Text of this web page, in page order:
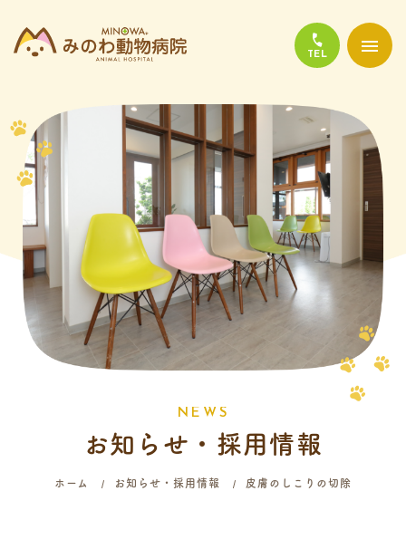
当院について
診療について
かかりやすい代表的な病気
よくある質問
058-214-4071
N E W S
お知らせ・採用情報
ホーム お知らせ・採用情報 皮膚のしこりの切除